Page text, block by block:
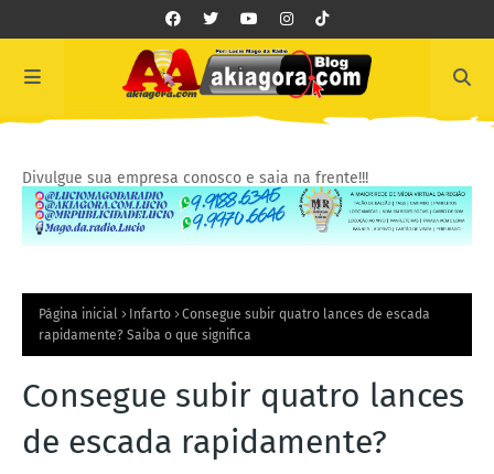
Divulgue sua empresa conosco e saia na frente!!!
Página inicial Infarto
Consegue subir quatro lances de escada
rapidamente? Saiba o que significa
Consegue subir quatro lances
de escada rapidamente?